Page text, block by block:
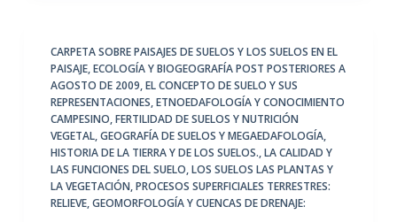
CARPETA SOBRE PAISAJES DE SUELOS Y LOS SUELOS EN EL
PAISAJE,ECOLOGÍA Y BIOGEOGRAFÍA POST POSTERIORES A
AGOSTO DE 2009,EL CONCEPTO DE SUELO Y SUS
REPRESENTACIONES,ETNOEDAFOLOGÍA Y CONOCIMIENTO
CAMPESINO,FERTILIDAD DE SUELOS Y NUTRICIÓN
VEGETAL,GEOGRAFÍA DE SUELOS Y MEGAEDAFOLOGÍA,
HISTORIA DE LA TIERRA Y DE LOS SUELOS.,LA CALIDAD Y
LAS FUNCIONES DEL SUELO,LOS SUELOS LAS PLANTAS Y
LA VEGETACIÓN,PROCESOS SUPERFICIALES TERRESTRES:
RELIEVE, GEOMORFOLOGÍA Y CUENCAS DE DRENAJE: